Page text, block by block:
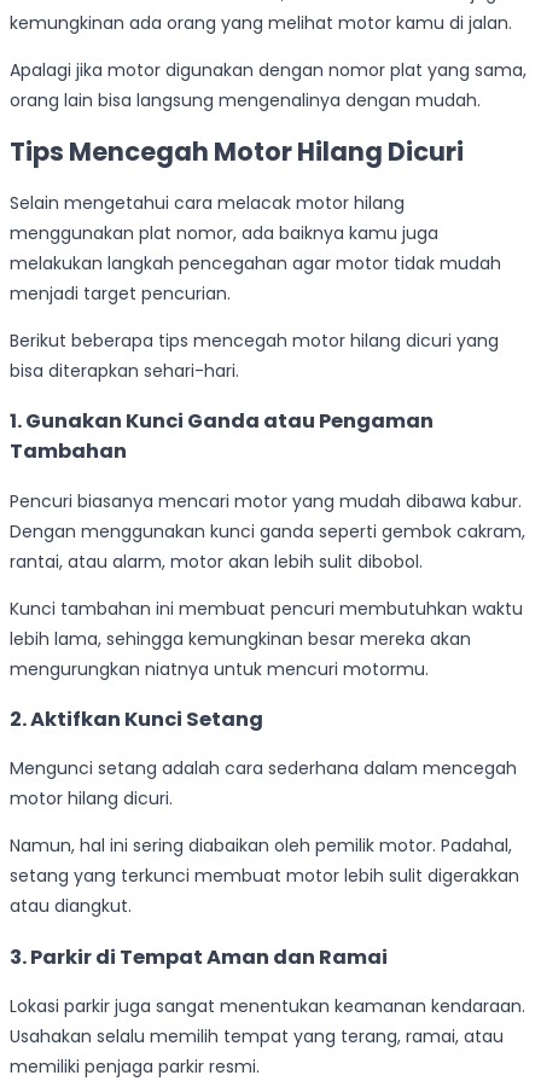
kemungkinan ada orang yang melihat motor kamu di jalan.
Apalagi jika motor digunakan dengan nomor plat yang sama,
orang lain bisa langsung mengenalinya dengan mudah.
Tips Mencegah Motor Hilang Dicuri
Selain mengetahui cara melacak motor hilang
menggunakan plat nomor, ada baiknya kamu juga
melakukan langkah pencegahan agar motor tidak mudah
menjadi target pencurian.
Berikut beberapa tips mencegah motor hilang dicuri yang
bisa diterapkan sehari-hari.
1. Gunakan Kunci Ganda atau Pengaman
Tambahan
Pencuri biasanya mencari motor yang mudah dibawa kabur.
Dengan menggunakan kunci ganda seperti gembok cakram,
rantai, atau alarm, motor akan lebih sulit dibobol.
Kunci tambahan ini membuat pencuri membutuhkan waktu
lebih lama, sehingga kemungkinan besar mereka akan
mengurungkan niatnya untuk mencuri motormu.
2. Aktifkan Kunci Setang
Mengunci setang adalah cara sederhana dalam mencegah
motor hilang dicuri.
Namun, hal ini sering diabaikan oleh pemilik motor. Padahal,
setang yang terkunci membuat motor lebih sulit digerakkan
atau diangkut.
3. Parkir di Tempat Aman dan Ramai
Lokasi parkir juga sangat menentukan keamanan kendaraan.
Usahakan selalu memilih tempat yang terang, ramai, atau
memiliki penjaga parkir resmi.